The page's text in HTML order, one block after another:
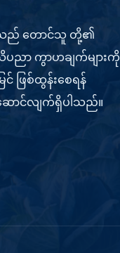
သည် တောင်သူ တို့၏
ညာ ကွာဟချက်များကို
ဖြစ်ထွန်းစေရန်
ောင်လျက်ရှိပါသည်။